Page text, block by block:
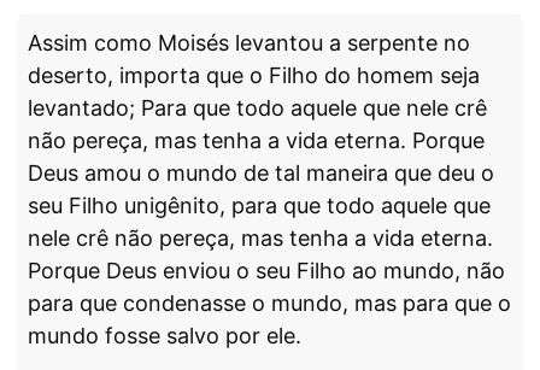
Assim como Moisés levantou a serpente no
deserto, importa que o Filho do homem seja
levantado; Para que todo aquele que nele crê
não pereça, mas tenha a vida eterna. Porque
Deus amou o mundo de tal maneira que deu o
seu Filho unigênito, para que todo aquele que
nele crê não pereça, mas tenha a vida eterna.
Porque Deus enviou o seu Filho ao mundo, não
para que condenasse o mundo, mas para que o
mundo fosse salvo por ele.